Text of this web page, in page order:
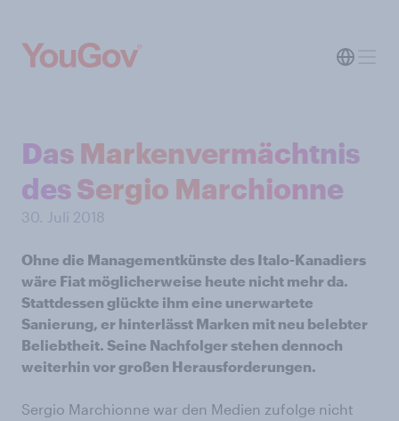
Das Markenvermächtnis
des Sergio Marchionne
30. Juli 2018
Ohne die Managementkünste des Italo-Kanadiers
wäre Fiat möglicherweise heute nicht mehr da.
Stattdessen glückte ihm eine unerwartete
Sanierung, er hinterlässt Marken mit neu belebter
Beliebtheit. Seine Nachfolger stehen dennoch
weiterhin vor großen Herausforderungen.
Sergio Marchionne war den Medien zufolge nicht